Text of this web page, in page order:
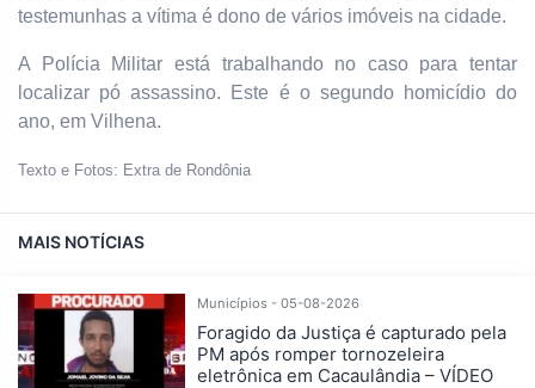
testemunhas a vítima é dono de vários imóveis na cidade.
A Polícia Militar está trabalhando no caso para tentar
localizar pó assassino. Este é o segundo homicídio do
ano, em Vilhena.
Texto e Fotos: Extra de Rondônia
MAIS NOTÍCIAS
Municípios - 05-08-2026
Foragido da Justiça é capturado pela
PM após romper tornozeleira
eletrônica em Cacaulândia – VÍDEO